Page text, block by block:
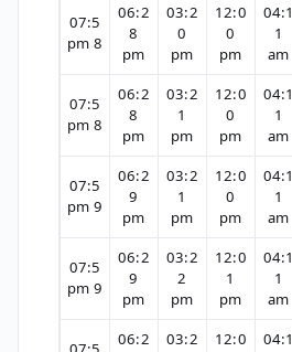
04:1
1
am
12:0
0
pm
03:2
0
pm
06:2
8
pm
07:5
8 pm
04:1
1
am
12:0
0
pm
03:2
1
pm
06:2
8
pm
07:5
8 pm
04:1
1
am
12:0
0
pm
03:2
1
pm
06:2
9
pm
07:5
9 pm
04:1
1
am
12:0
1
pm
03:2
2
pm
06:2
9
pm
07:5
9 pm
04:1
12:0
03:2
06:2